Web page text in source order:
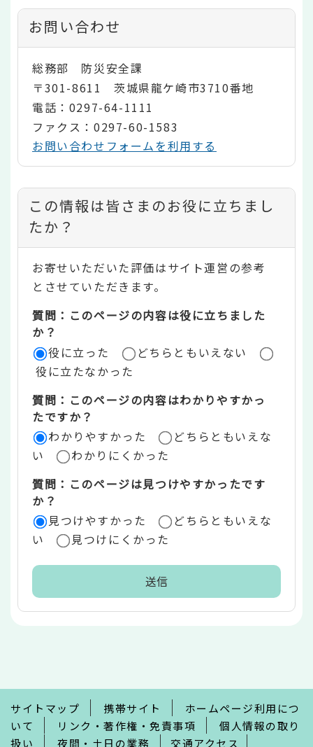
お問い合わせ
総務部 防災安全課
〒301-8611 茨城県龍ケ崎市3710番地
電話：0297-64-1111
ファクス：0297-60-1583
お問い合わせフォームを利用する
コ
ン
テ
ン
ツ
評
価
リ
ア
この情報は皆さまのお役に立ちまし
たか？
お寄せいただいた評価はサイト運営の参考
とさせていただきます。
質問：このページの内容は役に立ちました
か？
役に立った
どちらともいえない
役に立たなかった
質問：このページの内容はわかりやすかっ
たですか？
わかりやすかった
どちらともいえな
い
わかりにくかった
質問：このページは見つけやすかったです
か？
見つけやすかった
どちらともいえな
い
見つけにくかった
で
サイトマップ 携帯サイト
ホームページ利用につ
いて
リンク・著作権・免責事項
個人情報の取り
扱い
夜間・土日の業務 交通アクセス